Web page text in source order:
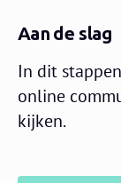
Aan de slag
In dit
online
kijken.